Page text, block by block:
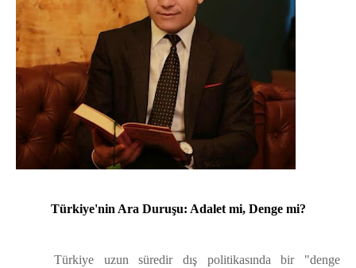
Türkiye'nin Ara Duruşu: Adalet mi, Denge mi?
Türkiye uzun süredir dış politikasında bir "denge